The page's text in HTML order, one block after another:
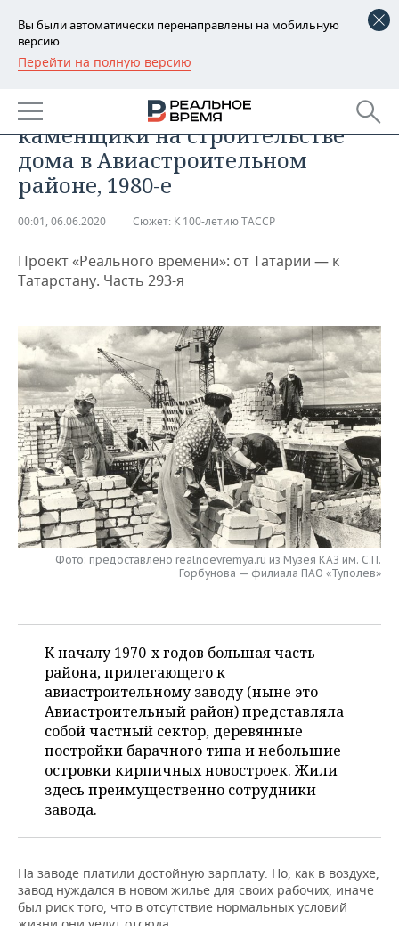
Вы были автоматически перенаправлены на мобильную
версию.
Перейти на полную версию
РЕГИОНЫ
БАШКОРТОСТАН
ТАТАРСТАН
УДМУРТИЯ
НОВОСТИ
АНАЛИТИКА
НОВОСТИ АНАЛИТИКИ
ДЕКЛАРАЦИИ О ДОХОДАХ
КОРОЛИ ГОСЗАКАЗА ПФО
КОМУ ПРИНАДЛЕЖАТ
ТОРГОВЫЕ ЦЕНТРЫ
ТАТАРСТАНА
ЭКОНОМИКА
НОВОСТИ ЭКОНОМИКИ
ФИНАНСЫ
БЮДЖЕТ
ИНВЕСТИЦИИ
ПРОМЫШЛЕННОСТЬ
НОВОСТИ
ПРОМЫШЛЕННОСТИ
АГРОПРОМ
МАШИНОСТРОЕНИЕ
НЕФТЕХИМИЯ
НЕФТЬ
ОПК
ЭНЕРГЕТИКА
НЕДВИЖИМОСТЬ
НОВОСТИ АВТО
БИЗНЕС
НОВОСТИ БИЗНЕСА
РОЗНИЧНАЯ ТОРГОВЛЯ
ТРАНСПОРТ
УСЛУГИ
ТЕХНОЛОГИИ
НОВОСТИ ТЕХНОЛОГИЙ
IT
МЕДИА
ТЕЛЕКОММУНИКАЦИИ
МЕРОПРИЯТИЯ
НОВОСТИ МЕРОПРИЯТИЙ
ВЫЕЗДНАЯ РЕДАКЦИЯ
БИЗНЕС-БРАНЧИ
СПОРТ
НОВОСТИ СПОРТА
ФУТБОЛ
ВОЛЕЙБОЛ
КИБЕРСПОРТ
ФИГУРНОЕ КАТАНИЕ
ВОДНЫЕ ВИДЫ СПОРТА
ХОККЕЙ С МЯЧОМ
ОБЩЕСТВО
НОВОСТИ ОБЩЕСТВА
ИСТОРИЯ
КУЛЬТУРА
МЕДИЦИНА
ОБРАЗОВАНИЕ
ПРОИСШЕСТВИЯ
ФОТОГАЛЕРЕЯ
СПИСОК ПЕРСОН
СПИСОК КОМПАНИЙ
ПОЛНАЯ ВЕРСИЯ
Фотомарафон «100-летие ТАССР»:
каменщики на строительстве
дома в Авиастроительном
районе, 1980-е
00:01, 06.06.2020 Сюжет: К 100-летию ТАССР
Проект «Реального времени»: от Татарии — к
Татарстану. Часть 293-я
Фото: предоставлено realnoevremya.ru из Музея КАЗ им. С.П.
Горбунова — филиала ПАО «Туполев»
К началу 1970-х годов большая часть
района, прилегающего к
авиастроительному заводу (ныне это
Авиастроительный район) представляла
собой частный сектор, деревянные
постройки барачного типа и небольшие
островки кирпичных новостроек. Жили
здесь преимущественно сотрудники
завода.
На заводе платили достойную зарплату. Но, как в воздухе,
завод нуждался в новом жилье для своих рабочих, иначе
был риск того, что в отсутствие нормальных условий